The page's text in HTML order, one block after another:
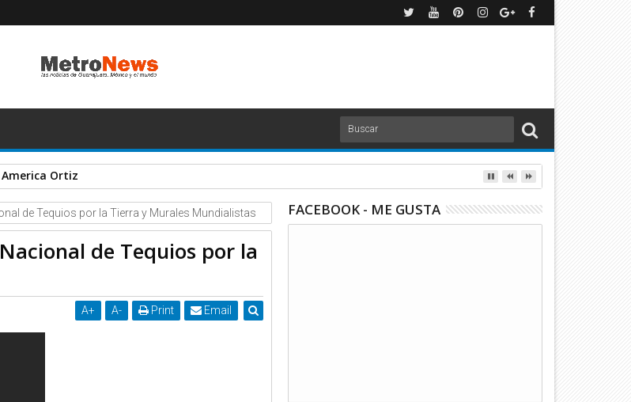
Ortiz
de Tequios por la Tierra y Murales Mundialistas
de Tequios por la
A+ A- Print Email
FACEBOOK - ME GUSTA